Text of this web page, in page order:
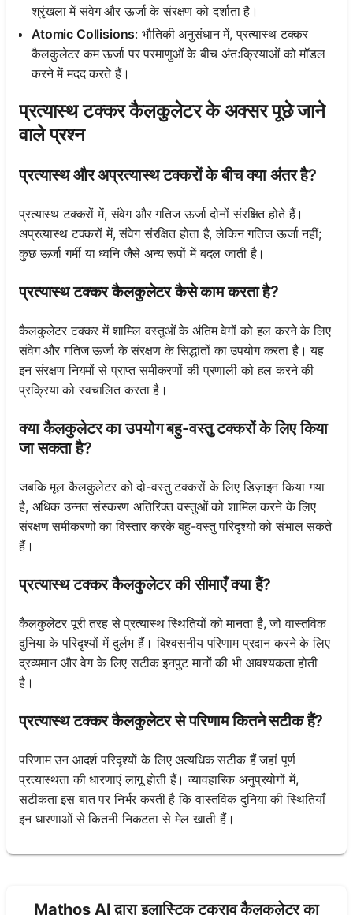
श्रृंखला में संवेग और ऊर्जा के संरक्षण को दर्शाता है।
Atomic Collisions: भौतिकी अनुसंधान में, प्रत्यास्थ टक्कर
कैलकुलेटर कम ऊर्जा पर परमाणुओं के बीच अंतःक्रियाओं को मॉडल
करने में मदद करते हैं।
प्रत्यास्थ टक्कर कैलकुलेटर के अक्सर पूछे जाने
वाले प्रश्न
प्रत्यास्थ और अप्रत्यास्थ टक्करों के बीच क्या अंतर है?
प्रत्यास्थ टक्करों में, संवेग और गतिज ऊर्जा दोनों संरक्षित होते हैं।
अप्रत्यास्थ टक्करों में, संवेग संरक्षित होता है, लेकिन गतिज ऊर्जा नहीं;
कुछ ऊर्जा गर्मी या ध्वनि जैसे अन्य रूपों में बदल जाती है।
प्रत्यास्थ टक्कर कैलकुलेटर कैसे काम करता है?
कैलकुलेटर टक्कर में शामिल वस्तुओं के अंतिम वेगों को हल करने के लिए
संवेग और गतिज ऊर्जा के संरक्षण के सिद्धांतों का उपयोग करता है। यह
इन संरक्षण नियमों से प्राप्त समीकरणों की प्रणाली को हल करने की
प्रक्रिया को स्वचालित करता है।
क्या कैलकुलेटर का उपयोग बहु-वस्तु टक्करों के लिए किया
जा सकता है?
जबकि मूल कैलकुलेटर को दो-वस्तु टक्करों के लिए डिज़ाइन किया गया
है, अधिक उन्नत संस्करण अतिरिक्त वस्तुओं को शामिल करने के लिए
संरक्षण समीकरणों का विस्तार करके बहु-वस्तु परिदृश्यों को संभाल सकते
हैं।
प्रत्यास्थ टक्कर कैलकुलेटर की सीमाएँ क्या हैं?
कैलकुलेटर पूरी तरह से प्रत्यास्थ स्थितियों को मानता है, जो वास्तविक
दुनिया के परिदृश्यों में दुर्लभ हैं। विश्वसनीय परिणाम प्रदान करने के लिए
द्रव्यमान और वेग के लिए सटीक इनपुट मानों की भी आवश्यकता होती
है।
प्रत्यास्थ टक्कर कैलकुलेटर से परिणाम कितने सटीक हैं?
परिणाम उन आदर्श परिदृश्यों के लिए अत्यधिक सटीक हैं जहां पूर्ण
प्रत्यास्थता की धारणाएं लागू होती हैं। व्यावहारिक अनुप्रयोगों में,
सटीकता इस बात पर निर्भर करती है कि वास्तविक दुनिया की स्थितियाँ
इन धारणाओं से कितनी निकटता से मेल खाती हैं।
Mathos AI द्वारा इलास्टिक टकराव कैलकुलेटर का